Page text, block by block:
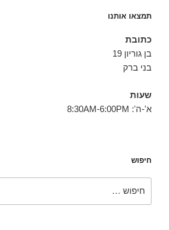
תמצאו אותנו
כתובת
בן גוריון 19
בני ברק
שעות
א'-ה': 8:30AM-6:00PM
חיפוש